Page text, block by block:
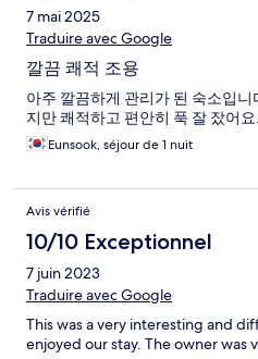
7 mai 2025
Traduire avec Google
깔끔 쾌적 조용
아주 깔끔하게 관리가 된 숙소입니
지만 쾌적하고 편안히 푹 잘 잤어
Eunsook, séjour de 1 nuit
Avis vérifié
10/10 Exceptionnel
7 juin 2023
Traduire avec Google
This was a very interesting and
enjoyed our stay. The owner was